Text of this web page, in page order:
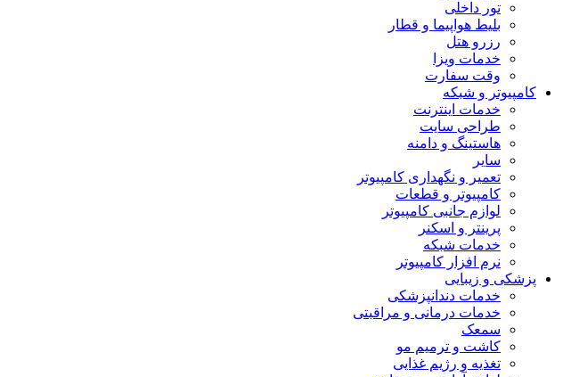
تور داخلی
بلیط هواپیما و قطار
رزرو هتل
خدمات ویزا
وقت سفارت
کامپیوتر و شبکه
خدمات اینترنت
طراحی سایت
هاستینگ و دامنه
سایر
تعمیر و نگهداری کامپیوتر
کامپیوتر و قطعات
لوازم جانبی کامپیوتر
پرینتر و اسکنر
خدمات شبکه
نرم افزار کامپیوتر
پزشکی و زیبایی
خدمات دندانپزشکی
خدمات درمانی و مراقبتی
سمعک
کاشت و ترمیم مو
تغذیه و رژیم غذایی